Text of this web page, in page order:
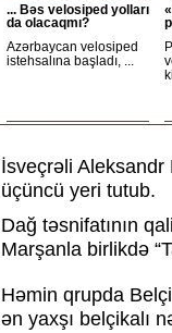
... Bəs velosiped yolları
da olacaqmı?
Azərbaycan velosiped
istehsalına başladı, ...
İsveçrəli Aleksandr
üçüncü yeri tutub.
Dağ təsnifatının
Marşanla birlikdə
Həmin qrupda
ən yaxşı belçikalı